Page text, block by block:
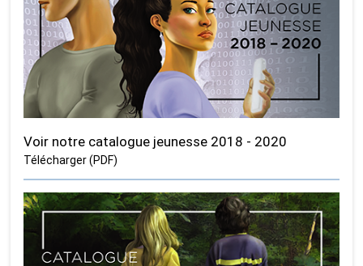
Voir notre catalogue jeunesse 2018 - 2020
Télécharger (PDF)